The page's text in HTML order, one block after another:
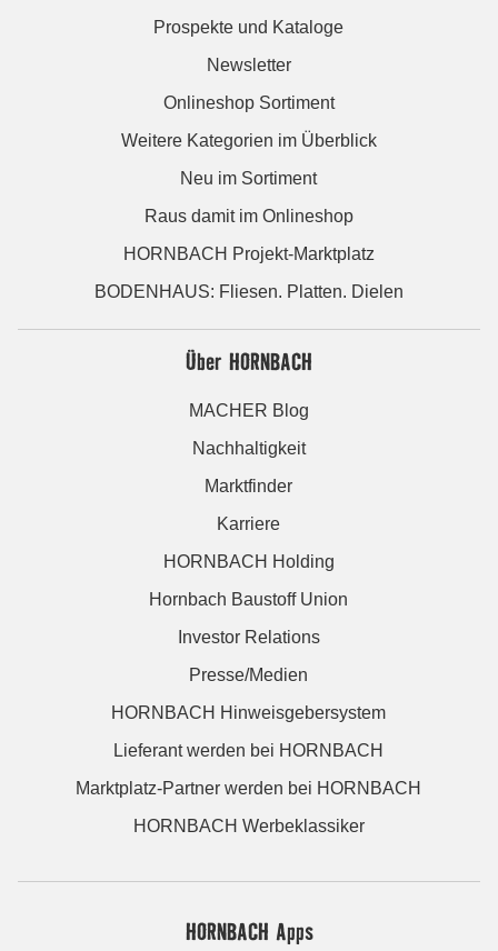
Prospekte und Kataloge
Newsletter
Onlineshop Sortiment
Weitere Kategorien im Überblick
Neu im Sortiment
Raus damit im Onlineshop
HORNBACH Projekt-Marktplatz
BODENHAUS: Fliesen. Platten. Dielen
Über HORNBACH
MACHER Blog
Nachhaltigkeit
Marktfinder
Karriere
HORNBACH Holding
Hornbach Baustoff Union
Investor Relations
Presse/Medien
HORNBACH Hinweisgebersystem
Lieferant werden bei HORNBACH
Marktplatz-Partner werden bei HORNBACH
HORNBACH Werbeklassiker
HORNBACH Apps